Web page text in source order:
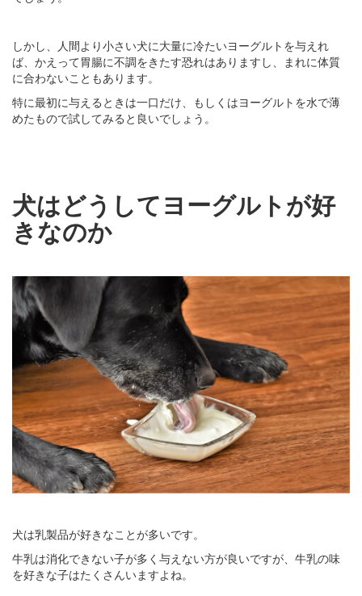
しかし、人間より小さい犬に大量に冷たいヨーグルトを与えれ
ば、かえって胃腸に不調をきたす恐れはありますし、まれに体質
に合わないこともあります。
特に最初に与えるときは一口だけ、もしくはヨーグルトを水で薄
めたもので試してみると良いでしょう。
犬はどうしてヨーグルトが好
きなのか
犬は乳製品が好きなことが多いです。
牛乳は消化できない子が多く与えない方が良いですが、牛乳の味
を好きな子はたくさんいますよね。